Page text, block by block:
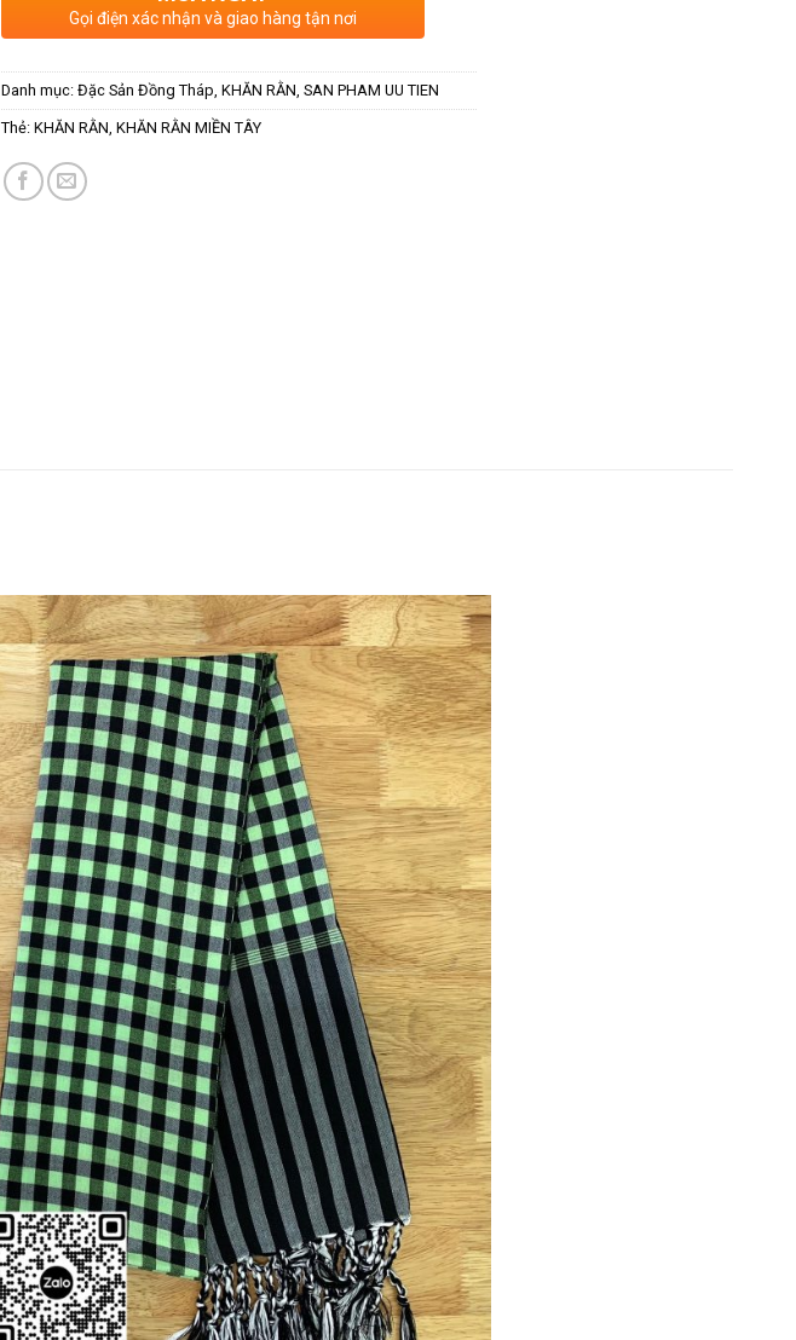
Gọi điện xác nhận và giao hàng tận nơi
Danh mục: Đặc Sản Đồng Tháp KHĂN RẰN SAN PHAM UU TIEN
Thẻ: KHĂN RẰN KHĂN RẰN MIỀN TÂY